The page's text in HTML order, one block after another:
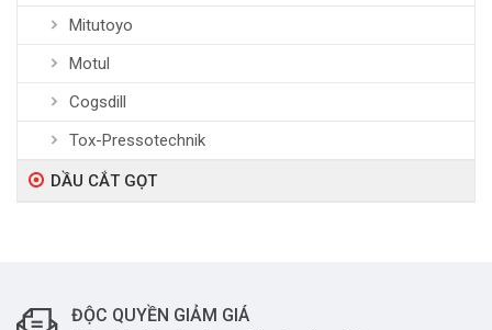
Mitutoyo
Motul
Cogsdill
Tox-Pressotechnik
DẦU CẮT GỌT
ĐỘC QUYỀN GIẢM GIÁ